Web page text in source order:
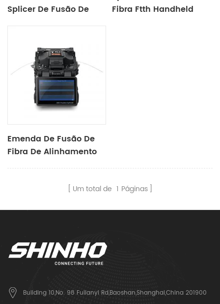
Splicer De Fusão De
Fibra Ftth Handheld
Emenda De Fusão De
Fibra De Alinhamento
Um total de 1 Páginas
Building 10,No. 98 Fulianyi Rd,Baoshan,Shanghai,China 201900